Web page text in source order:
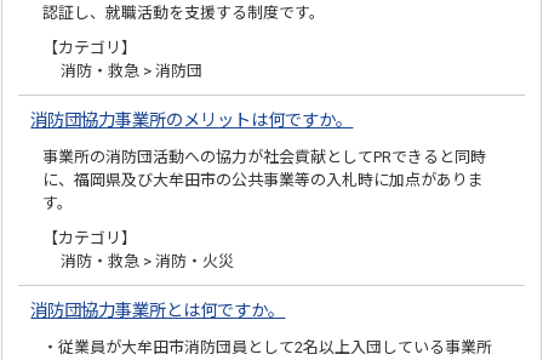
認証し、就職活動を支援する制度です。
【カテゴリ】
消防・救急 > 消防団
消防団協力事業所のメリットは何ですか。
事業所の消防団活動への協力が社会貢献としてPRできると同時
に、福岡県及び大牟田市の公共事業等の入札時に加点がありま
す。
【カテゴリ】
消防・救急 > 消防・火災
消防団協力事業所とは何ですか。
・従業員が大牟田市消防団員として2名以上入団している事業所